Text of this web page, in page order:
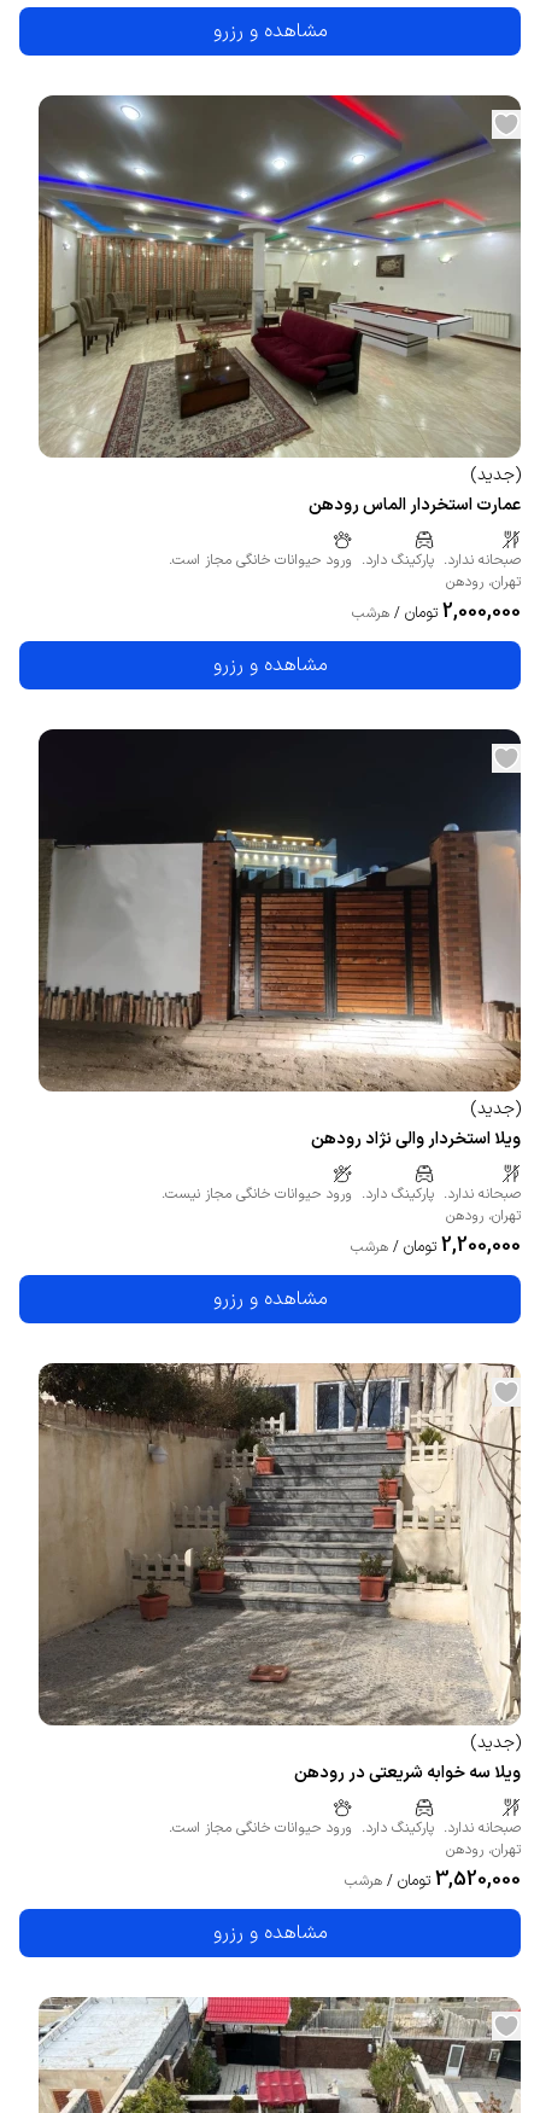
مشاهده و رزرو
(جدید)
عمارت استخردار الماس رودهن
صبحانه ندارد. پارکینگ دارد. ورود حیوانات خانگی مجاز است.
تهران، رودهن
2,000,000 تومان / هرشب
مشاهده و رزرو
(جدید)
ویلا استخردار والی نژاد رودهن
صبحانه ندارد. پارکینگ دارد. ورود حیوانات خانگی مجاز نیست.
تهران، رودهن
2,200,000 تومان / هرشب
مشاهده و رزرو
(جدید)
ویلا سه خوابه شریعتی در رودهن
صبحانه ندارد. پارکینگ دارد. ورود حیوانات خانگی مجاز است.
تهران، رودهن
3,520,000 تومان / هرشب
مشاهده و رزرو